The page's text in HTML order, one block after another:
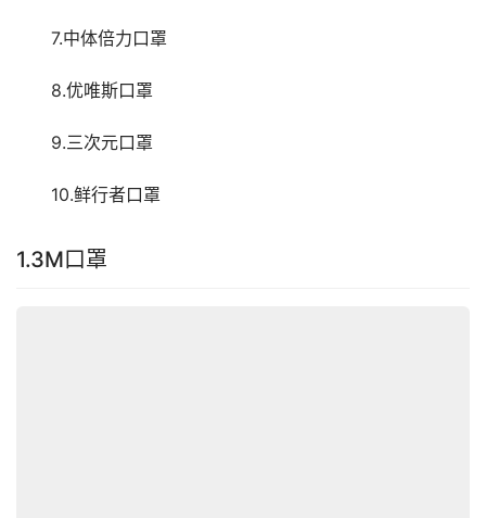
7.中体倍力口罩
8.优唯斯口罩
9.三次元口罩
10.鲜行者口罩
1.3M口罩